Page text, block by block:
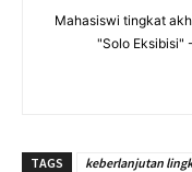
Mahasiswi tingkat
"Solo Eksibisi"
TAGS keberlanjutan